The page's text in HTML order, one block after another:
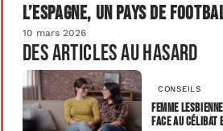
L’Espagne, un pays de
10 mars 2026
Des articles au hasard
CONSEILS
Femme
face au célibat